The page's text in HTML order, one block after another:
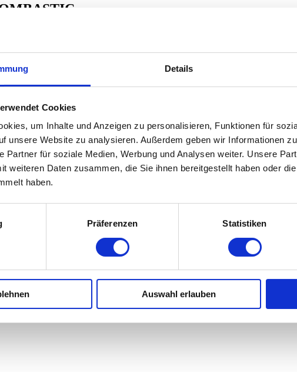
Details
Cookies
um Inhalte und Anzeigen zu personalisieren, Funktionen für
unsere Website zu analysieren. Außerdem geben wir Informationen
Partner für soziale Medien, Werbung und Analysen weiter. Unsere
weiteren Daten zusammen, die Sie ihnen bereitgestellt haben oder
haben.
Präferenzen Statistiken
Auswahl erlauben
aussi talentueux et mondialement connu que Shaggy. Personne n’a
fois dans les charts internationaux cette nouvelle forme de rythme
Shot» et «Clothes Drop». Le rappeur zurichois Bligg suit une trajectoire
Executive Producers for Avo Session/Session Basel AG: Matthias
(Switzerland) Live Photos: © Dominik Plüss